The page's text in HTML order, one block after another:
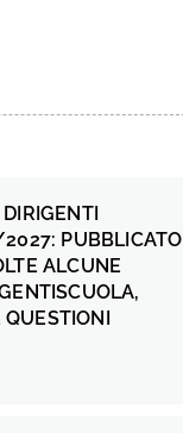
PUBBLICATO
ALCUNE